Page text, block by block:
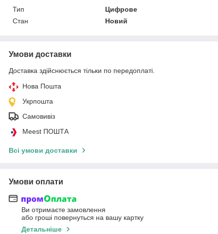
Тип
Цифрове
Стан
Новий
Умови доставки
Доставка здійснюється тільки по передоплаті.
Нова Пошта
Укрпошта
Самовивіз
Meest ПОШТА
Всі умови доставки
Умови оплати
Ви отримаєте замовлення
або гроші повернуться на вашу картку
Детальніше